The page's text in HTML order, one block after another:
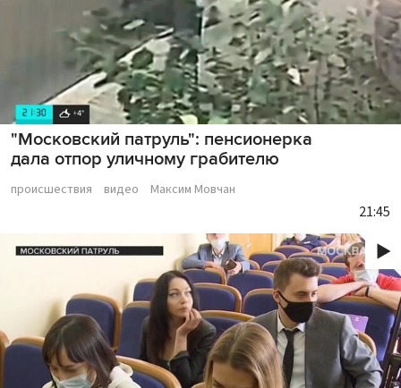
"Московский патруль": пенсионерка
дала отпор уличному грабителю
происшествия видео Максим Мовчан
21:45